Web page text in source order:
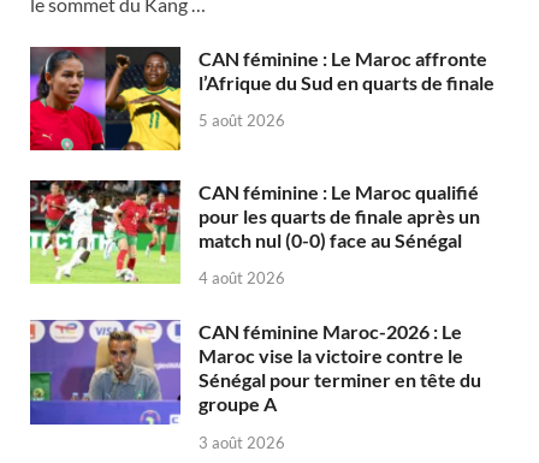
CAN féminine : Le Maroc affronte
l’Afrique du Sud en quarts de finale
5 août 2026
CAN féminine : Le Maroc qualifié
pour les quarts de finale après un
match nul (0-0) face au Sénégal
4 août 2026
CAN féminine Maroc-2026 : Le
Maroc vise la victoire contre le
Sénégal pour terminer en tête du
groupe A
3 août 2026